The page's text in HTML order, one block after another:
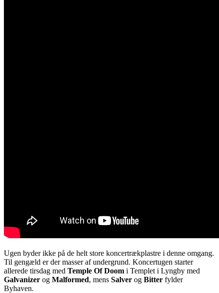
Ugen byder ikke på de helt store koncertrækplastre i denne omgang.
Til gengæld er der masser af undergrund. Koncertugen starter
allerede tirsdag med Temple Of Doom i Templet i Lyngby med
Galvanizer og Malformed, mens Salver og Bitter fylder
Byhaven.